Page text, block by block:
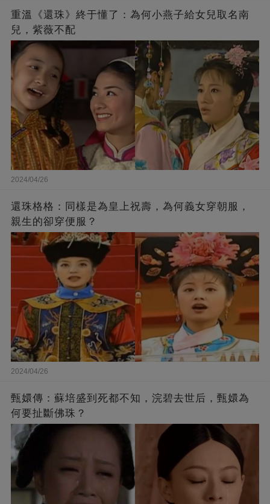
重溫《還珠》終于懂了：為何小燕子給女兒取名南
兒，紫薇不配
2024/04/26
還珠格格：同樣是為皇上祝壽，為何義女穿朝服，
親生的卻穿便服？
2024/04/26
甄嬛傳：蘇培盛到死都不知，浣碧去世后，甄嬛為
何要扯斷佛珠？